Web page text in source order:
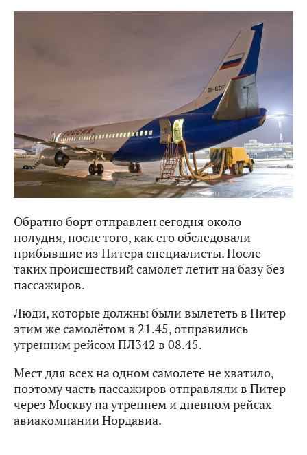
Обратно борт отправлен сегодня около
полудня, после того, как его обследовали
прибывшие из Питера специалисты. После
таких происшествий самолет летит на базу без
пассажиров.
Люди, которые должны были вылететь в Питер
этим же самолётом в 21.45, отправились
утренним рейсом ПЛ342 в 08.45.
Мест для всех на одном самолете не хватило,
поэтому часть пассажиров отправляли в Питер
через Москву на утреннем и дневном рейсах
авиакомпании Нордавиа.